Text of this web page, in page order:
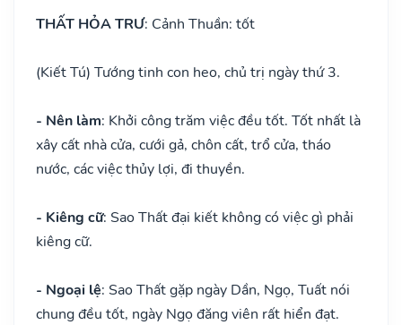
THẤT HỎA TRƯ: Cảnh Thuần: tốt
(Kiết Tú) Tướng tinh con heo, chủ trị ngày thứ 3.
- Nên làm: Khởi công trăm việc đều tốt. Tốt nhất là
xây cất nhà cửa, cưới gả, chôn cất, trổ cửa, tháo
nước, các việc thủy lợi, đi thuyền.
- Kiêng cữ: Sao Thất đại kiết không có việc gì phải
kiêng cữ.
- Ngoại lệ: Sao Thất gặp ngày Dần, Ngọ, Tuất nói
chung đều tốt, ngày Ngọ đăng viên rất hiển đạt.